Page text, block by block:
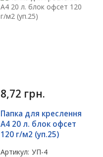
8,72 грн.
Папка для креслення
А4 20 л. блок офсет
120 г/м2 (уп.25)
Артикул: УП-4